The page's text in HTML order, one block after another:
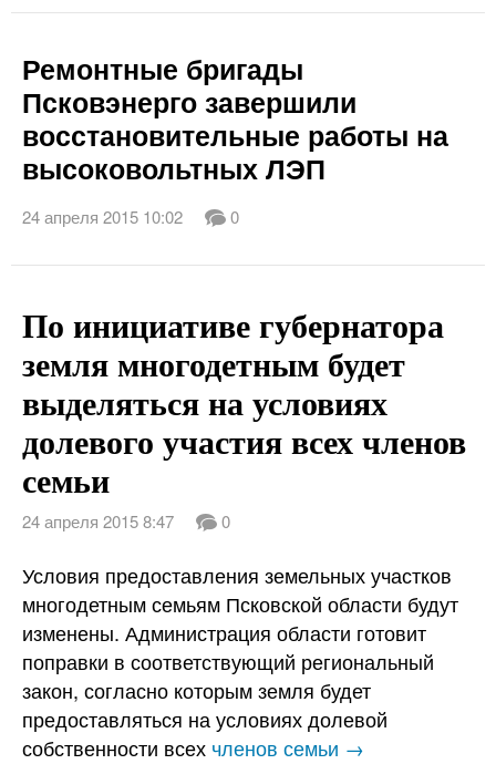
Ремонтные бригады
Псковэнерго завершили
восстановительные работы на
высоковольтных ЛЭП
24 апреля 2015 10:02 0
По инициативе губернатора
земля многодетным будет
выделяться на условиях
долевого участия всех членов
семьи
24 апреля 2015 8:47 0
Условия предоставления земельных участков
многодетным семьям Псковской области будут
изменены. Администрация области готовит
поправки в соответствующий региональный
закон, согласно которым земля будет
предоставляться на условиях долевой
собственности всех членов семьи →